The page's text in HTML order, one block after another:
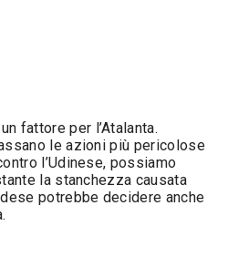
fattore per l’Atalanta.
le azioni più pericolose
l’Udinese, possiamo
la stanchezza causata
potrebbe decidere anche